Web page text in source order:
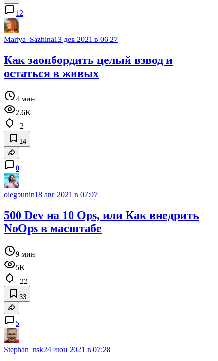
12
Mariya_Sazhina13 дек 2021 в 06:27
Как заонбордить целый взвод и
остаться в живых
4 мин
2.6K
+2
14
0
olegbunin18 авг 2021 в 07:07
500 Dev на 10 Ops, или Как внедрить
NoOps в масштабе
9 мин
5K
+22
33
5
Stephan_nsk24 июн 2021 в 07:28